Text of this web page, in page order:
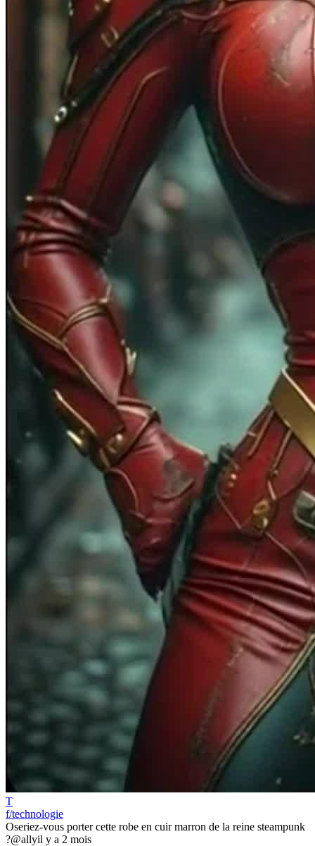
T
f/technologie
Oseriez-vous porter cette robe en cuir marron de la reine steampunk
?@allyil y a 2 mois